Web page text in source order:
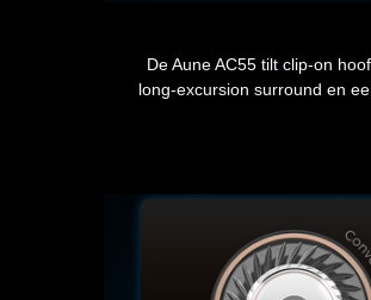
De Aune AC55 tilt clip-on
long-excursion surround en